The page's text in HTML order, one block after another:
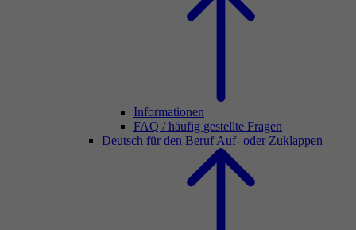
Informationen
FAQ / häufig gestellte Fragen
Deutsch für den Beruf Auf- oder Zuklappen